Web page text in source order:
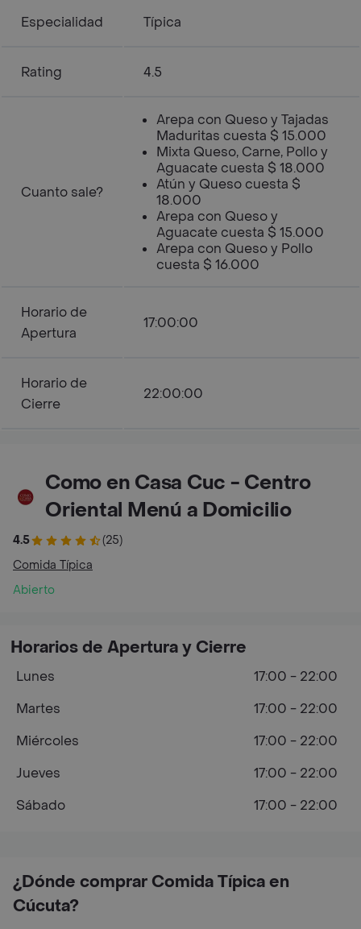
Especialidad Típica
Rating 4.5
Cuanto sale?
Arepa con Queso y Tajadas
Maduritas cuesta $ 15.000
Mixta Queso, Carne, Pollo y
Aguacate cuesta $ 18.000
Atún y Queso cuesta $
18.000
Arepa con Queso y
Aguacate cuesta $ 15.000
Arepa con Queso y Pollo
cuesta $ 16.000
Horario de
Apertura
17:00:00
Horario de
Cierre
22:00:00
Como en Casa Cuc - Centro
Oriental Menú a Domicilio
4.5
(25)
Comida Típica
Abierto
¿Dónde comprar Comida Típica en
Cúcuta?
Horarios de Apertura y Cierre
Lunes
17:00 - 22:00
Martes
17:00 - 22:00
Miércoles
17:00 - 22:00
Jueves
17:00 - 22:00
Sábado
17:00 - 22:00